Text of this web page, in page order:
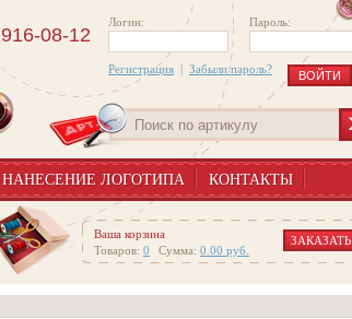
Логин: Пароль:
Регистрация | Забыли пароль?
916-08-12
НАНЕСЕНИЕ ЛОГОТИПА
КОНТАКТЫ
Ваша корзина
Товаров: 0 Сумма: 0.00 руб.
ЗАКАЗАТЬ